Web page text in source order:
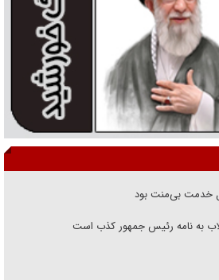
خدمت بی‌منت بود
به نامه رئیس جمهور کذب است